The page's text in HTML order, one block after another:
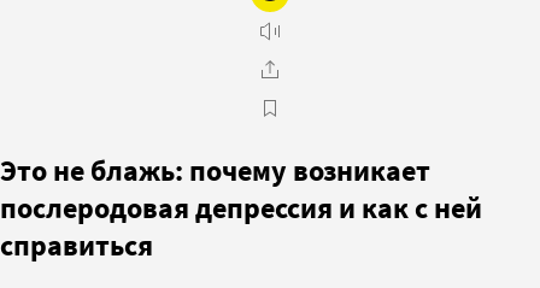
Это не блажь: почему возникает
послеродовая депрессия и как с ней
справиться